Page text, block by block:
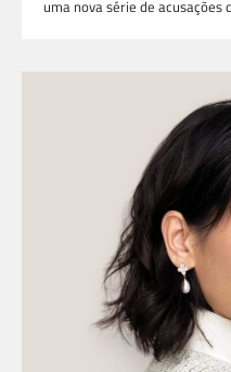
uma nova série de